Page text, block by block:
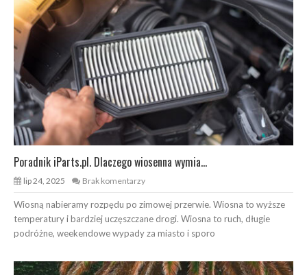
Poradnik iParts.pl. Dlaczego wiosenna wymia...
lip 24, 2025 Brak komentarzy
Wiosną nabieramy rozpędu po zimowej przerwie. Wiosna to wyższe
temperatury i bardziej uczęszczane drogi. Wiosna to ruch, długie
podróżne, weekendowe wypady za miasto i sporo